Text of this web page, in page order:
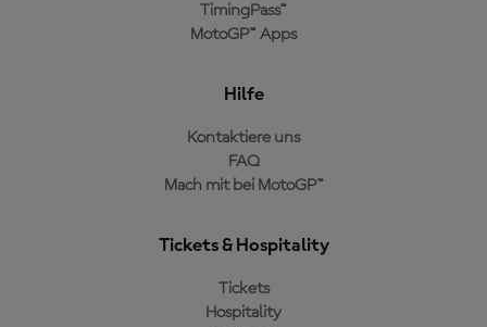
TimingPass™
MotoGP™ Apps
Hilfe
Kontaktiere uns
FAQ
Mach mit bei MotoGP™
Tickets & Hospitality
Tickets
Hospitality